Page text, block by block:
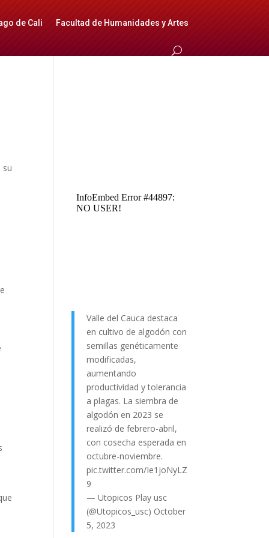
de Cali Facultad de Humanidades y Artes
su
Valle del Cauca destaca
en cultivo de algodón con
semillas genéticamente
modificadas,
aumentando
productividad y tolerancia
a plagas. La siembra de
algodón en 2023 se
realizó de febrero-abril,
con cosecha esperada en
octubre-noviembre.
pic.twitter.com/Ie1joNyLZ
9
— Utopicos Play usc
(@Utopicos_usc) October
5, 2023